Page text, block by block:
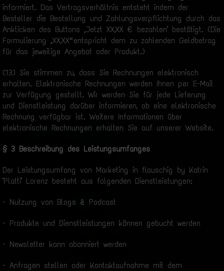
informiert. Das Vertragsverhältnis entsteht indem der
Besteller die Bestellung und Zahlungsverpflichtung durch das
Anklicken des Buttons „Jetzt XX,XX € bezahlen" bestätigt. (Die
Formulierung „XX,XX“ entspricht dem zu zahlenden Geldbetrag
für das jeweilige Angebot oder Produkt.)
(13) Sie stimmen zu, dass Sie Rechnungen elektronisch
erhalten. Elektronische Rechnungen werden Ihnen per E-Mail
zur Verfügung gestellt. Wir werden Sie für jede Lieferung
und Dienstleistung darüber informieren, ob eine elektronische
Rechnung verfügbar ist. Weitere Informationen über
elektronische Rechnungen erhalten Sie auf unserer Website.
§ 3 Beschreibung des Leistungsumfanges
Der Leistungsumfang von Marketing in flauschig by Katrin
"Platti" Lorenz besteht aus folgenden Dienstleistungen:
- Nutzung von Blogs & Podcast
- Produkte und Dienstleistungen können gebucht werden
- Newsletter kann abonniert werden
- Anfragen stellen oder Kontaktaufnahme mit dem